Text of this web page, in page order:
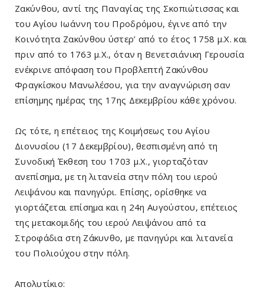
Ζακύνθου, αντί της Παναγίας της Σκοπιώτισσας και
του Αγίου Ιωάννη του Προδρόμου, έγινε από την
Κοινότητα Ζακύνθου ύστερ’ από το έτος 1758 μ.Χ. και
πριν από το 1763 μ.Χ., όταν η Βενετσιάνικη Γερουσία
ενέκρινε απόφαση του Προβλεπτή Ζακύνθου
Φραγκίσκου Μανωλέσου, για την αναγνώριση σαν
επίσημης ημέρας της 17ης Δεκεμβρίου κάθε χρόνου.
Ως τότε, η επέτειος της Κοιμήσεως του Αγίου
Διονυσίου (17 Δεκεμβρίου), θεσπισμένη από τη
Συνοδική Έκθεση του 1703 μ.Χ., γιορταζόταν
ανεπίσημα, με τη λιτανεία στην πόλη του ιερού
Λειψάνου και πανηγύρι. Επίσης, ορίσθηκε να
γιορτάζεται επίσημα και η 24η Αυγούστου, επέτειος
της μετακομιδής του ιερού Λειψάνου από τα
Στροφάδια στη Ζάκυνθο, με πανηγύρι και λιτανεία
του Πολιούχου στην πόλη.
Απολυτίκιο: